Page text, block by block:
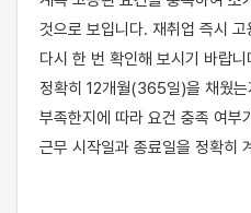
것으로 보입니다. 재취업 즉시
다시 한 번 확인해 보시기 바랍
정확히 12개월(365일)을 채웠
부족한지에 따라 요건 충족 여부
근무 시작일과 종료일을 정확히